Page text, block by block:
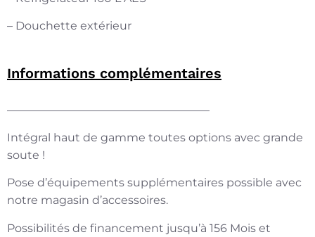
– Douchette extérieur
Informations complémentaires
——————————————————
Intégral haut de gamme toutes options avec grande
soute !
Pose d’équipements supplémentaires possible avec
notre magasin d’accessoires.
Possibilités de financement jusqu’à 156 Mois et